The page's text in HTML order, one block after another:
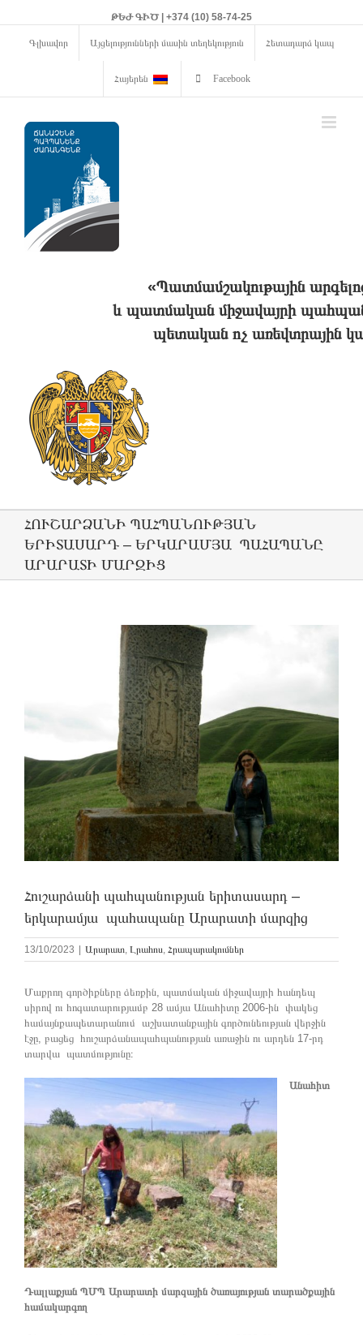
ԹԵԺ ԳԻԾ | +374 (10) 58-74-25
Գլխավոր Այցելությունների մասին տեղեկություն Հետադարձ կապ
Հայերեն Facebook
«Պատմամշակութային
և պատմական միջավայրի
պետական ոչ առեվտրային
ՀՈՒՇԱՐՁԱՆԻ ՊԱՀՊԱՆՈՒԹՅԱՆ
ԵՐԻՏԱՍԱՐԴ – ԵՐԿԱՐԱՄՅԱ ՊԱՀԱՊԱՆԸ
ԱՐԱՐԱՏԻ ՄԱՐԶԻՑ
Հուշարձանի պահպանության երիտասարդ –
երկարամյա պահապանը Արարատի մարզից
13/10/2023 Արարատ, Լրահոս, Հրապարակումներ
Մաքրող գործիքները ձեռքին, պատմական միջավայրի հանդեպ
սիրով ու հոգատարությամբ 28 ամյա Անահիտը 2006-ին փակեց
համայնքապետարանում աշխատանքային գործունեության վերջին
էջը, բացեց հուշարձանապահպանության առաջին ու արդեն 17-րդ
տարվա պատմությունը։
Անահիտ
Դալլաքյան ՊՄՊ Արարատի մարզային ծառայության տարածքային
համակարգող